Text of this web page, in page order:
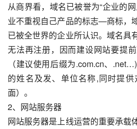
从商界看，域名已被誉为“企业的
业不重视自己产品的标志—商标，
已被全世界的企业所认识。域名具
无法再注册，因而建设网站要提
（建议使用后缀为.com.cn、
的姓名及发、单位名称,同时提
面）。
2、网站服务器
网站服务器是上线运营的重要承载